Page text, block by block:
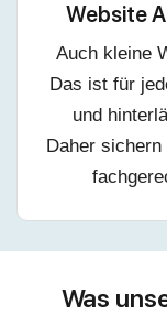
Website
Auch kleine
Das ist für
und
Daher
Was